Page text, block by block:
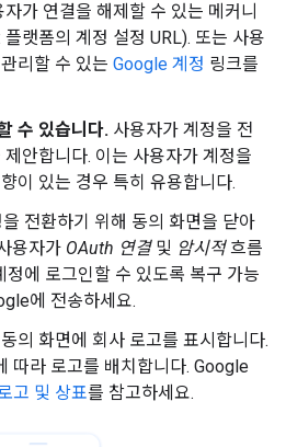
자가 연결을 해제할 수 있는 메커니
랫폼의 계정 설정 URL). 또는 사용
리할 수 있는 Google 계정 링크를
수 있습니다. 사용자가 계정을 전
안합니다. 이는 사용자가 계정을
이 있는 경우 특히 유용합니다.
전환하기 위해 동의 화면을 닫아
용자가 OAuth 연결및 암시적흐름
정에 로그인할 수 있도록 복구 가능
에 전송하세요.
동의 화면에 회사 로고를 표시합니다.
따라 로고를 배치합니다. Google
고 및 상표를 참고하세요.